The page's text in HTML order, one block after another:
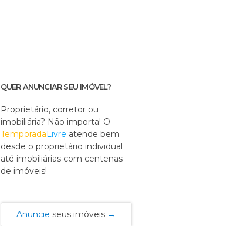
QUER ANUNCIAR SEU IMÓVEL?
Proprietário, corretor ou
imobiliária? Não importa! O
TemporadaLivre atende bem
desde o proprietário individual
até imobiliárias com centenas
de imóveis!
Anuncie seus imóveis →